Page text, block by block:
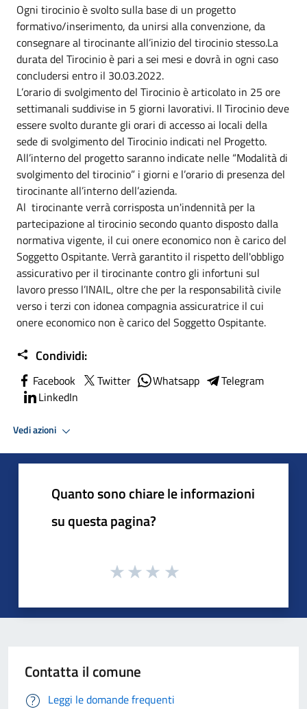
Ogni tirocinio è svolto sulla base di un progetto
formativo/inserimento, da unirsi alla convenzione, da
consegnare al tirocinante all’inizio del tirocinio stesso.La
durata del Tirocinio è pari a sei mesi e dovrà in ogni caso
concludersi entro il 30.03.2022.
L’orario di svolgimento del Tirocinio è articolato in 25 ore
settimanali suddivise in 5 giorni lavorativi. Il Tirocinio deve
essere svolto durante gli orari di accesso ai locali della
sede di svolgimento del Tirocinio indicati nel Progetto.
All’interno del progetto saranno indicate nelle “Modalità di
svolgimento del tirocinio” i giorni e l’orario di presenza del
tirocinante all’interno dell’azienda.
Al tirocinante verrà corrisposta un'indennità per la
partecipazione al tirocinio secondo quanto disposto dalla
normativa vigente, il cui onere economico non è carico del
Soggetto Ospitante. Verrà garantito il rispetto dell'obbligo
assicurativo per il tirocinante contro gli infortuni sul
lavoro presso l’INAIL, oltre che per la responsabilità civile
verso i terzi con idonea compagnia assicuratrice il cui
onere economico non è carico del Soggetto Ospitante.
Condividi:
Facebook Twitter Whatsapp
Telegram
LinkedIn
Vedi azioni
Quanto sono chiare le informazioni
su questa pagina?
Contatta il comune
Leggi le domande frequenti